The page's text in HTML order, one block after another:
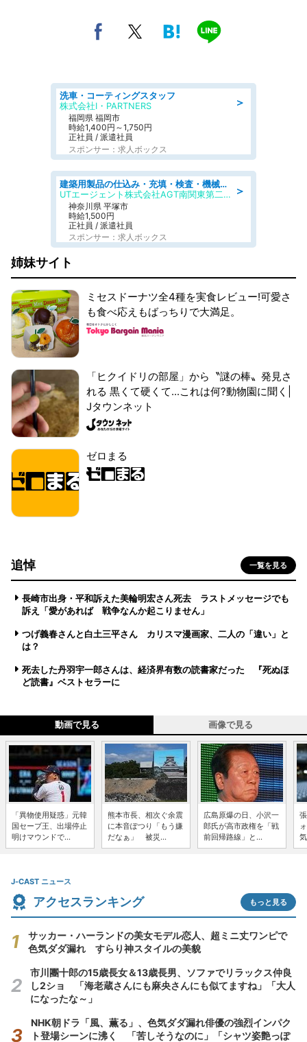
＞
洗車・コーティングスタッフ
株式会社I・PARTNERS
福岡県 福岡市
時給1,400円～1,750円
正社員 / 派遣社員
スポンサー：求人ボックス
＞
建築用製品の仕込み・充填・検査・機械操作/寮完備/日払い/工場・製造
UTエージェント株式会社AGT南関東第二CU
神奈川県 平塚市
時給1,500円
正社員 / 派遣社員
スポンサー：求人ボックス
姉妹サイト
ミセスドーナツ全4種を実食レビュー!可愛さ
も食べ応えもばっちりで大満足。
「ヒクイドリの部屋」から〝謎の棒〟発見さ
れる 黒くて硬くて...これは何?動物園に聞く|
Jタウンネット
ゼロまる
追悼 一覧を見る
長崎市出身・平和訴えた美輪明宏さん死去 ラストメッセージでも
訴え「愛があれば 戦争なんか起こりません」
つげ義春さんと白土三平さん カリスマ漫画家、二人の「違い」と
は？
死去した丹羽宇一郎さんは、経済界有数の読書家だった 『死ぬほ
ど読書』ベストセラーに
動画で見る 画像で見る
「異物使用疑惑」元韓
国セーブ王、出場停止
明けマウンドで...
熊本市長、相次ぐ余震
に本音ぽつり「もう嫌
だなぁ」 被災...
広島原爆の日、小沢一
郎氏が高市政権を「戦
前回帰路線」と...
J-CAST ニュース
アクセスランキング もっと見る
サッカー・ハーランドの美女モデル恋人、超ミニ丈ワンピで
色気ダダ漏れ すらり神スタイルの美貌
市川團十郎の15歳長女＆13歳長男、ソファでリラックス仲良
し2ショ 「海老蔵さんにも麻央さんにも似てますね」「大人
になったな～」
NHK朝ドラ「風、薫る」、色気ダダ漏れ俳優の強烈インパク
ト登場シーンに沸く 「苦しそうなのに」「シャツ姿艶っぽ